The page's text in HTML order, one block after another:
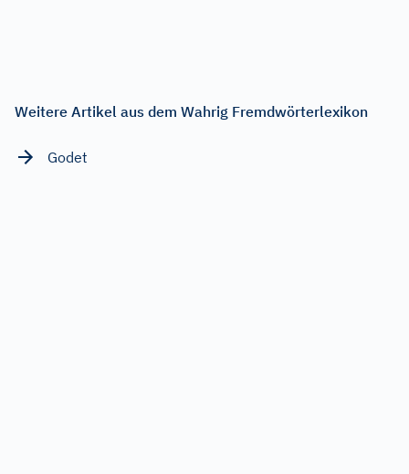
Weitere Artikel aus dem Wahrig Fremdwörterlexikon
Godet